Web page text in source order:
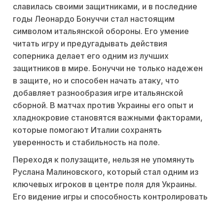
славилась своими защитниками, и в последние
годы Леонардо Бонуччи стал настоящим
символом итальянской обороны. Его умение
читать игру и предугадывать действия
соперника делает его одним из лучших
защитников в мире. Бонуччи не только надежен
в защите, но и способен начать атаку, что
добавляет разнообразия игре итальянской
сборной. В матчах против Украины его опыт и
хладнокровие становятся важными факторами,
которые помогают Италии сохранять
уверенность и стабильность на поле.
Переходя к полузащите, нельзя не упомянуть
Руслана Малиновского, который стал одним из
ключевых игроков в центре поля для Украины.
Его видение игры и способность контролировать